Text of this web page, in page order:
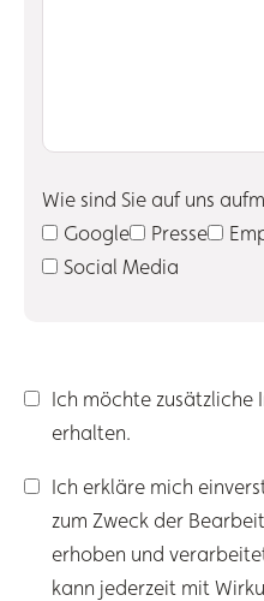
Wie sind Sie auf uns
Google
Presse
Social Media
Ich möchte
erhalten.
Ich erkläre mich
zum Zweck der
erhoben und
kann jederzeit mit